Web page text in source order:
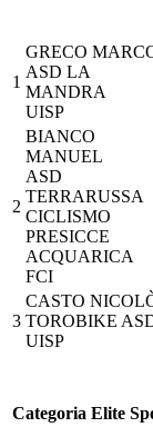
1
GRECO
ASD LA
MANDRA
UISP
2
BIANCO
MANUEL
ASD
TERRARUSSA
CICLISMO
PRESICCE
ACQUARICA
FCI
3
CASTO
TOROBIKE
UISP
Categoria Elite